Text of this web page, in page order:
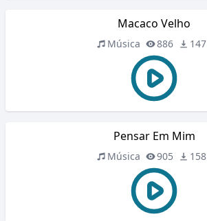
Macaco Velho
Música 886 147
Pensar Em Mim
Música 905 158